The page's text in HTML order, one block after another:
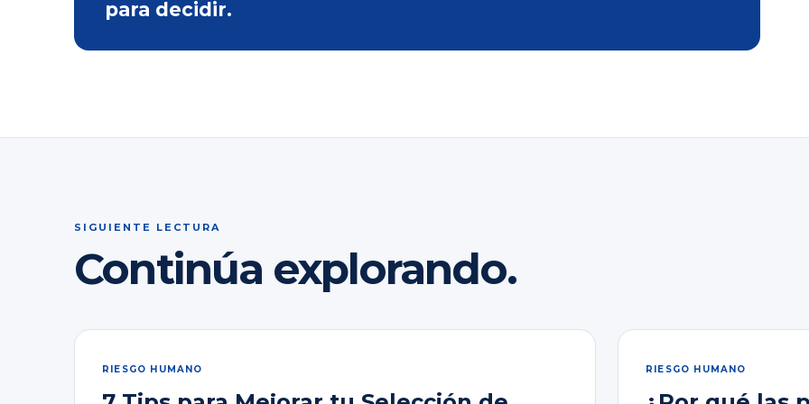
para decidir.
SIGUIENTE LECTURA
Continúa explorando.
RIESGO HUMANO RIESGO HUMANO